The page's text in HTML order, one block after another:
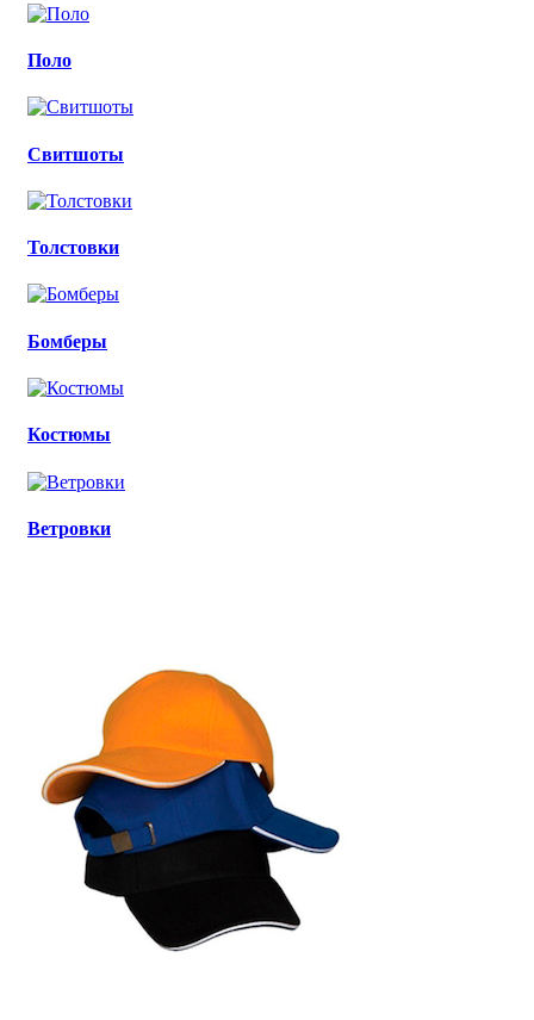
Поло
Свитшоты
Толстовки
Бомберы
Костюмы
Ветровки